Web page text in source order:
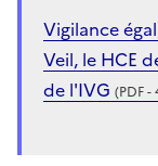
Vigilance
Veil, le HCE
de l'IVG (PDF -